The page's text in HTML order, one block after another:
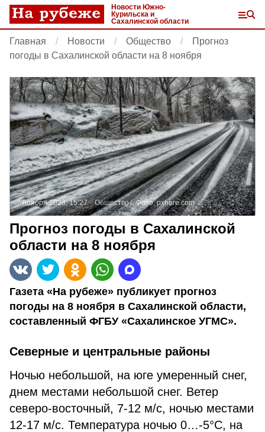
Новости Южно-
Курильска и
Сахалинской области
Главная Новости Общество
Прогноз
погоды в Сахалинской области на 8 ноября
7 ноября 2023, 15:27 Общество Фото:pxhere.com
Прогноз погоды в Сахалинской
области на 8 ноября
Газета «На рубеже» публикует прогноз
погоды на 8 ноября в Сахалинской области,
составленный ФГБУ «Сахалинское УГМС».
Северные и центральные районы
Ночью небольшой, на юге умеренный снег,
днем местами небольшой снег. Ветер
северо-восточный, 7-12 м/с, ночью местами
12-17 м/с. Температура ночью 0…-5°С, на